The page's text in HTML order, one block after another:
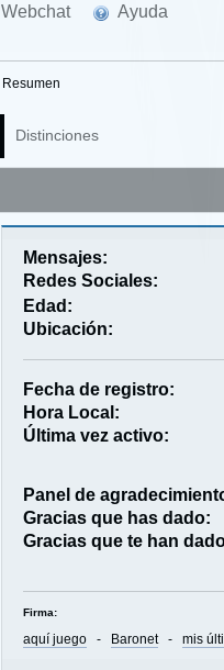
Webchat Ayuda
Resumen
Distinciones
Mensajes:
Redes Sociales:
Edad:
Ubicación:
Fecha de registro:
Hora Local:
Última vez activo:
Panel de
Gracias que has dado:
Gracias que te han
Firma:
aquí juego - Baronet-mis